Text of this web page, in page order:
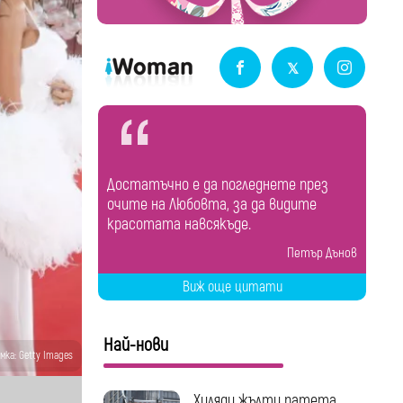
Getty Images
Достатъчно е да погледнете през
очите на Любовта, за да видите
красотата навсякъде.
Петър Дънов
Виж още цитати
Най-нови